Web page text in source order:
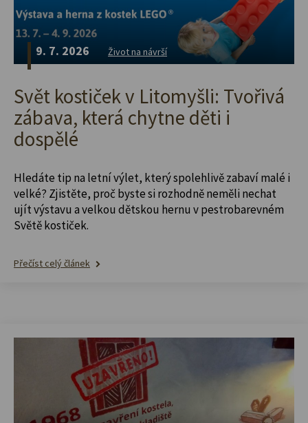
9. 7. 2026 Život na návrší
Svět kostiček v Litomyšli: Tvořivá
zábava, která chytne děti i
dospělé
Hledáte tip na letní výlet, který spolehlivě zabaví malé i
velké? Zjistěte, proč byste si rozhodně neměli nechat
ujít výstavu a velkou dětskou hernu v pestrobarevném
Světě kostiček.
Přečíst celý článek